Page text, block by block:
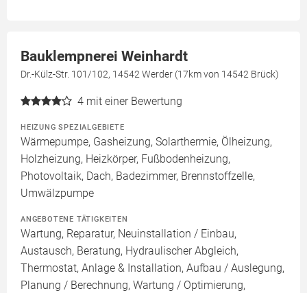
Bauklempnerei Weinhardt
Dr.-Külz-Str. 101/102, 14542 Werder (17km von 14542 Brück)
4 mit einer Bewertung
HEIZUNG SPEZIALGEBIETE
Wärmepumpe, Gasheizung, Solarthermie, Ölheizung,
Holzheizung, Heizkörper, Fußbodenheizung,
Photovoltaik, Dach, Badezimmer, Brennstoffzelle,
Umwälzpumpe
ANGEBOTENE TÄTIGKEITEN
Wartung, Reparatur, Neuinstallation / Einbau,
Austausch, Beratung, Hydraulischer Abgleich,
Thermostat, Anlage & Installation, Aufbau / Auslegung,
Planung / Berechnung, Wartung / Optimierung,